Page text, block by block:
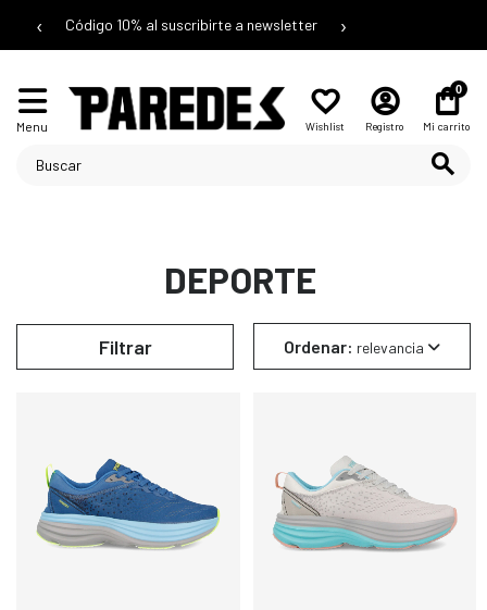
‹ Código 10% al suscribirte a newsletter ›
Menu Wishlist Registro
0
Mi carrito
DEPORTE
Ordenar: relevancia
Filtrar